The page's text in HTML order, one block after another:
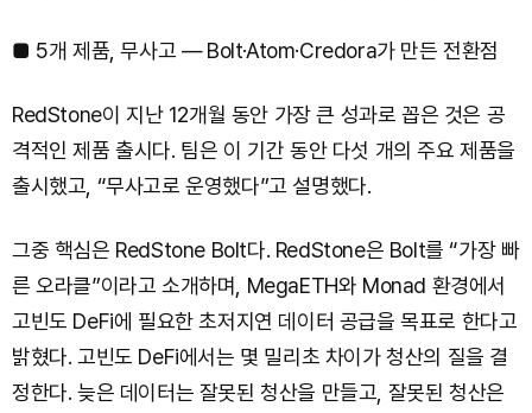
■ 5개 제품, 무사고 — Bolt·Atom·Credora가 만든 전환점
RedStone이 지난 12개월 동안 가장 큰 성과로 꼽은 것은 공
격적인 제품 출시다. 팀은 이 기간 동안 다섯 개의 주요 제품을
출시했고, “무사고로 운영했다”고 설명했다.
그중 핵심은 RedStone Bolt다. RedStone은 Bolt를 “가장 빠
른 오라클”이라고 소개하며, MegaETH와 Monad 환경에서
고빈도 DeFi에 필요한 초저지연 데이터 공급을 목표로 한다고
밝혔다. 고빈도 DeFi에서는 몇 밀리초 차이가 청산의 질을 결
정한다. 늦은 데이터는 잘못된 청산을 만들고, 잘못된 청산은